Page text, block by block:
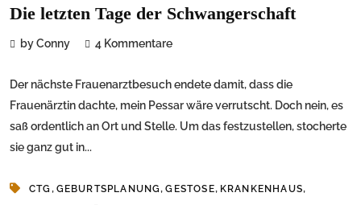
Die letzten Tage der Schwangerschaft
by Conny 4 Kommentare
Der nächste Frauenarztbesuch endete damit, dass die
Frauenärztin dachte, mein Pessar wäre verrutscht. Doch nein, es
saß ordentlich an Ort und Stelle. Um das festzustellen, stocherte
sie ganz gut in...
CTG , GEBURTSPLANUNG,GESTOSE, KRANKENHAUS,